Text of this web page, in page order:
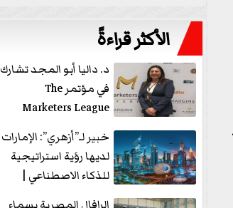
الأكثر قراءةً
د. داليا أبو المجد تشارك
في مؤتمر The
Marketers League
وتدير جلسة...
خبير لـ”أزهري”: الإمارات
لديها رؤية استراتيجية
للذكاء الاصطناعي |
الرافال المصرية بسماء